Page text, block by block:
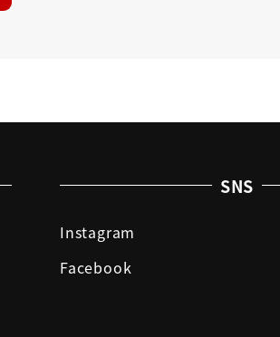
SNS
Instagram
Facebook